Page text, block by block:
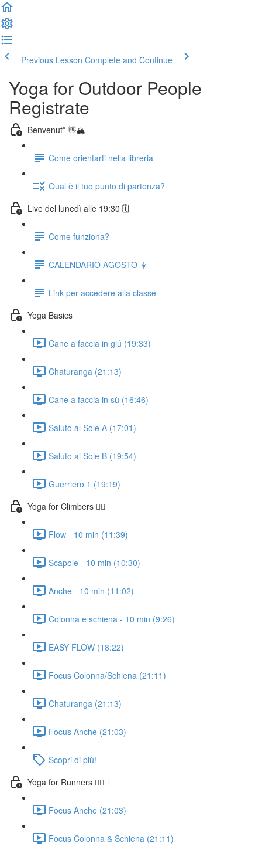
Previous Lesson Complete and Continue
Yoga for Outdoor People
Registrate
Benvenut* 👋🏔️
Come orientarti nella libreria
Qual è il tuo punto di partenza?
Live del lunedì alle 19:30 🗓️
Come funziona?
CALENDARIO AGOSTO ☀️
Link per accedere alla classe
Yoga Basics
Cane a faccia in giú (19:33)
Chaturanga (21:13)
Cane a faccia in sù (16:46)
Saluto al Sole A (17:01)
Saluto al Sole B (19:54)
Guerriero 1 (19:19)
Yoga for Climbers 🧗‍♀️
Flow - 10 min (11:39)
Scapole - 10 min (10:30)
Anche - 10 min (11:02)
Colonna e schiena - 10 min (9:26)
EASY FLOW (18:22)
Focus Colonna/Schiena (21:11)
Chaturanga (21:13)
Focus Anche (21:03)
Scopri di più!
Yoga for Runners 🏃🏼‍♀️
Focus Anche (21:03)
Focus Colonna & Schiena (21:11)